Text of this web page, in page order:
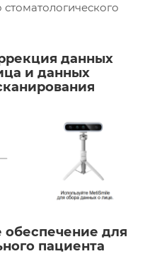
данных
и данных
для
пациента